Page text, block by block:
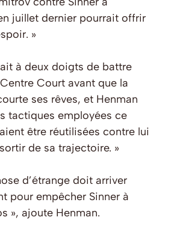
juillet dernier pourrait offrir
»
à deux doigts de battre
Court avant que la
ses rêves, et Henman
tactiques employées ce
être réutilisées contre lui
de sa trajectoire. »
d’étrange doit arriver
pour empêcher Sinner à
», ajoute Henman.